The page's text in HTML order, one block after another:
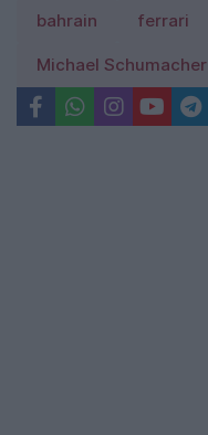
bahrain ferrari
Michael Schumacher